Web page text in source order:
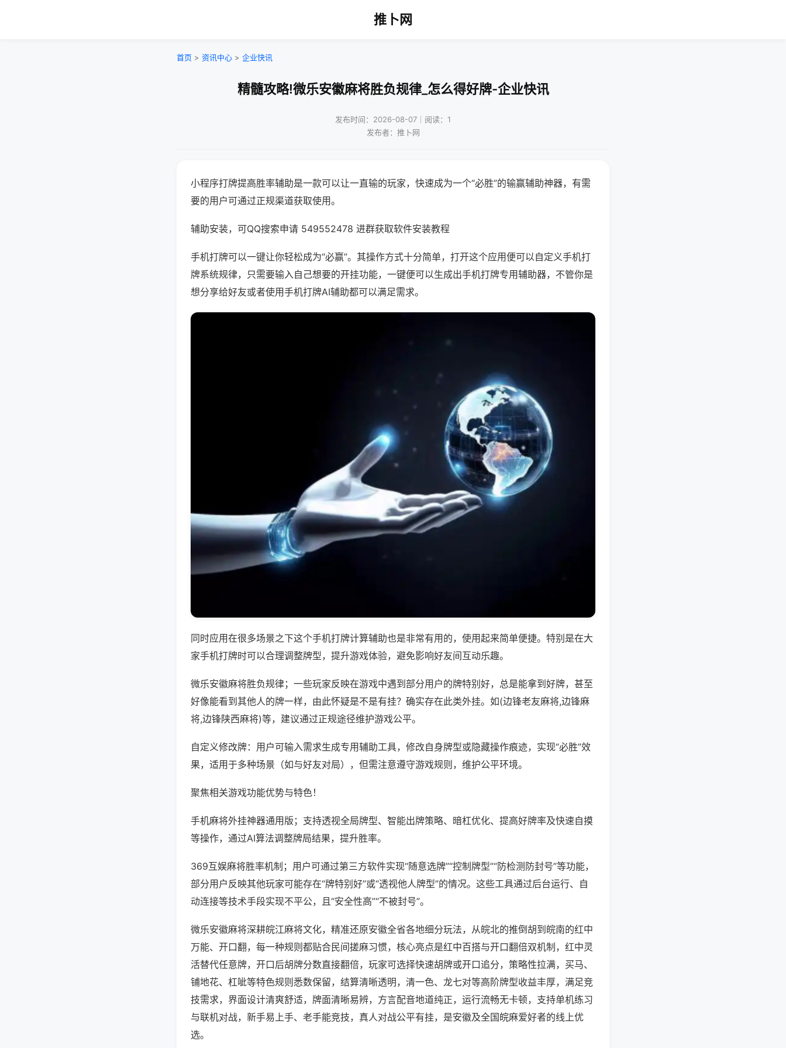
推卜网
首页 > 资讯中心 > 企业快讯
精髓攻略!微乐安徽麻将胜负规律_怎么得好牌-企业快讯
发布时间：2026-08-07｜阅读：1
发布者：推卜网
小程序打牌提高胜率辅助是一款可以让一直输的玩家，快速成为一个“必胜”的输赢辅助神器，有需
要的用户可通过正规渠道获取使用。
辅助安装，可QQ搜索申请 549552478 进群获取软件安装教程
手机打牌可以一键让你轻松成为“必赢”。其操作方式十分简单，打开这个应用便可以自定义手机打
牌系统规律，只需要输入自己想要的开挂功能，一键便可以生成出手机打牌专用辅助器，不管你是
想分享给好友或者使用手机打牌AI辅助都可以满足需求。
同时应用在很多场景之下这个手机打牌计算辅助也是非常有用的，使用起来简单便捷。特别是在大
家手机打牌时可以合理调整牌型，提升游戏体验，避免影响好友间互动乐趣。
微乐安徽麻将胜负规律；一些玩家反映在游戏中遇到部分用户的牌特别好，总是能拿到好牌，甚至
好像能看到其他人的牌一样，由此怀疑是不是有挂？确实存在此类外挂。如(边锋老友麻将,边锋麻
将,边锋陕西麻将)等，建议通过正规途径维护游戏公平。
自定义修改牌：用户可输入需求生成专用辅助工具，修改自身牌型或隐藏操作痕迹，实现“必胜”效
果，适用于多种场景（如与好友对局），但需注意遵守游戏规则，维护公平环境。
聚焦相关游戏功能优势与特色！
手机麻将外挂神器通用版；支持透视全局牌型、智能出牌策略、暗杠优化、提高好牌率及快速自摸
等操作，通过AI算法调整牌局结果，提升胜率。
369互娱麻将胜率机制；用户可通过第三方软件实现“随意选牌”“控制牌型”“防检测防封号”等功能，
部分用户反映其他玩家可能存在“牌特别好”或“透视他人牌型”的情况。这些工具通过后台运行、自
动连接等技术手段实现不平公，且“安全性高”“不被封号”。
微乐安徽麻将深耕皖江麻将文化，精准还原安徽全省各地细分玩法，从皖北的推倒胡到皖南的红中
万能、开口翻，每一种规则都贴合民间搓麻习惯，核心亮点是红中百搭与开口翻倍双机制，红中灵
活替代任意牌，开口后胡牌分数直接翻倍，玩家可选择快速胡牌或开口追分，策略性拉满，买马、
铺地花、杠呲等特色规则悉数保留，结算清晰透明，清一色、龙七对等高阶牌型收益丰厚，满足竞
技需求，界面设计清爽舒适，牌面清晰易辨，方言配音地道纯正，运行流畅无卡顿，支持单机练习
与联机对战，新手易上手、老手能竞技，真人对战公平有挂，是安徽及全国皖麻爱好者的线上优
选。